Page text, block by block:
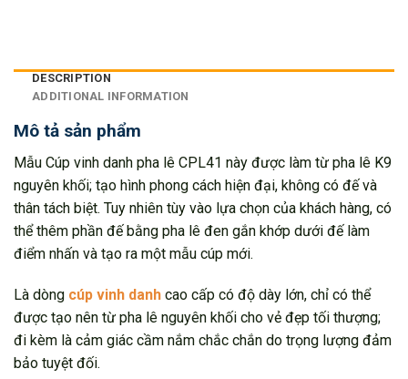
DESCRIPTION
ADDITIONAL INFORMATION
Mô tả sản phẩm
Mẫu Cúp vinh danh pha lê CPL41 này được làm từ pha lê K9
nguyên khối; tạo hình phong cách hiện đại, không có đế và
thân tách biệt. Tuy nhiên tùy vào lựa chọn của khách hàng, có
thể thêm phần đế bằng pha lê đen gắn khớp dưới đế làm
điểm nhấn và tạo ra một mẫu cúp mới.
Là dòng cúp vinh danh cao cấp có độ dày lớn, chỉ có thể
được tạo nên từ pha lê nguyên khối cho vẻ đẹp tối thượng;
đi kèm là cảm giác cầm nắm chắc chắn do trọng lượng đảm
bảo tuyệt đối.